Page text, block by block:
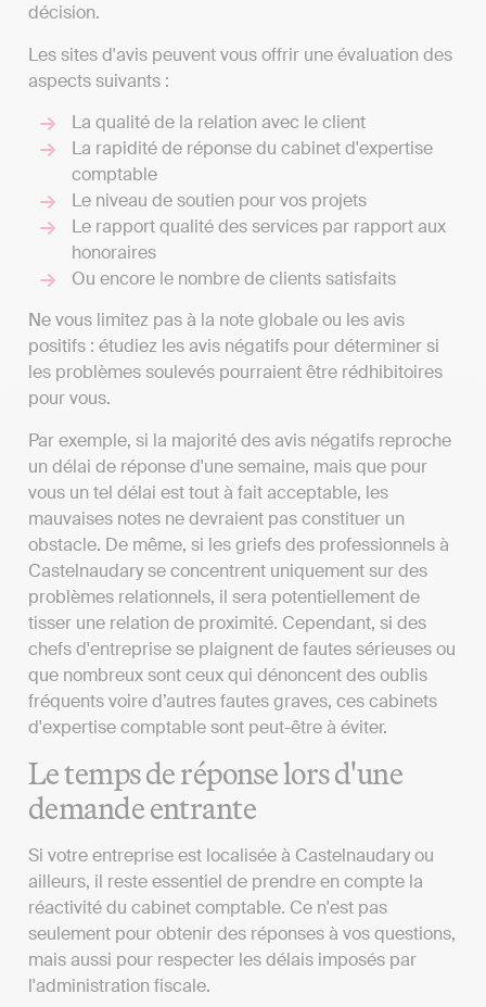
décision.
Les sites d'avis peuvent vous offrir une évaluation des
aspects suivants :
La qualité de la relation avec le client
La rapidité de réponse du cabinet d'expertise
comptable
Le niveau de soutien pour vos projets
Le rapport qualité des services par rapport aux
honoraires
Ou encore le nombre de clients satisfaits
Ne vous limitez pas à la note globale ou les avis
positifs : étudiez les avis négatifs pour déterminer si
les problèmes soulevés pourraient être rédhibitoires
pour vous.
Par exemple, si la majorité des avis négatifs reproche
un délai de réponse d'une semaine, mais que pour
vous un tel délai est tout à fait acceptable, les
mauvaises notes ne devraient pas constituer un
obstacle. De même, si les griefs des professionnels à
Castelnaudary se concentrent uniquement sur des
problèmes relationnels, il sera potentiellement de
tisser une relation de proximité. Cependant, si des
chefs d'entreprise se plaignent de fautes sérieuses ou
que nombreux sont ceux qui dénoncent des oublis
fréquents voire d’autres fautes graves, ces cabinets
d'expertise comptable sont peut-être à éviter.
Le temps de réponse lors d'une
demande entrante
Si votre entreprise est localisée à Castelnaudary ou
ailleurs, il reste essentiel de prendre en compte la
réactivité du cabinet comptable. Ce n'est pas
seulement pour obtenir des réponses à vos questions,
mais aussi pour respecter les délais imposés par
l'administration fiscale.